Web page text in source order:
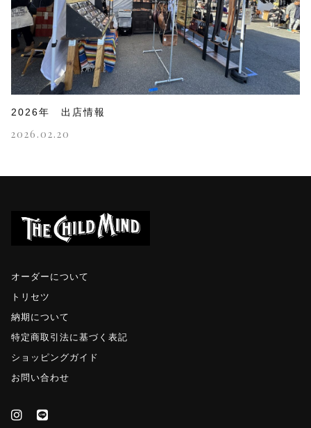
2026年 出店情報
2026.02.20
オーダーについて
トリセツ
納期について
特定商取引法に基づく表記
ショッピングガイド
お問い合わせ